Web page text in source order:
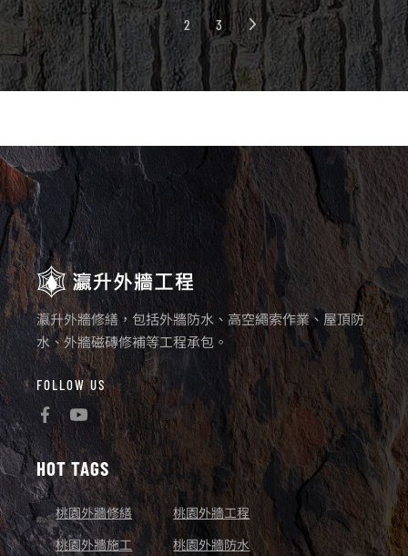
1 2 3
瀛升外牆修繕，包括外牆防水、高空繩索作業、屋頂防
水、外牆磁磚修補等工程承包。
FOLLOW US
HOT TAGS
桃園外牆修繕 桃園外牆工程
桃園外牆施工 桃園外牆防水